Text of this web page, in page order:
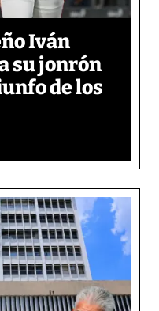
Iván
su jonrón
de los